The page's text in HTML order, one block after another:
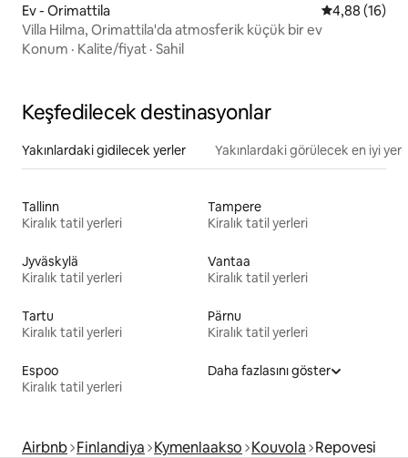
Ev - Orimattila 5 üzerinden
4,88 (16)
Villa Hilma, Orimattila'da atmosferik küçük bir ev
Konum · Kalite/fiyat · Sahil
Keşfedilecek destinasyonlar
Yakınlardaki gidilecek yerler Yakınlardaki görülecek en iyi
Tallinn
Kiralık tatil yerleri
Tampere
Kiralık tatil yerleri
Jyväskylä
Kiralık tatil yerleri
Vantaa
Kiralık tatil yerleri
Tartu
Kiralık tatil yerleri
Pärnu
Kiralık tatil yerleri
Espoo
Kiralık tatil yerleri
Daha fazlasını göster
Airbnb Finlandiya Kymenlaakso Kouvola Repovesi